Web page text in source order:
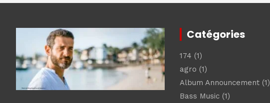
Catégories
174 (1)
agro (1)
Album Announcement(1)
Bass Music(1)